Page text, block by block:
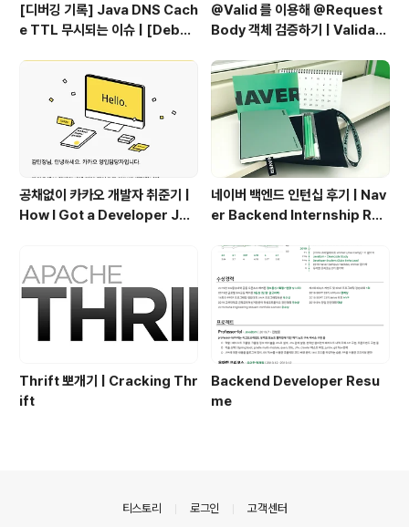
[디버깅 기록] Java DNS Cach
e TTL 무시되는 이슈 | [Debug
TTL Ignored Issue
@Valid 를 이용해 @Request
Body 객체 검증하기 | Validati
s Using @Valid
공채없이 카카오 개발자 취준기 |
How I Got a Developer Job
네이버 백엔드 인턴십 후기 | Nav
er Backend Internship Rev
Thrift 뽀개기 | Cracking Thr
ift
Backend Developer Resu
me
티스토리 로그인 고객센터